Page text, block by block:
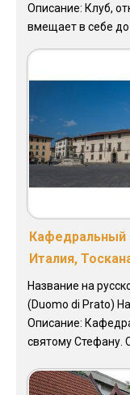
Описание: Клуб,
вмещает в себе до
Кафедральный
Италия,
Название на
(Duomo di Prato)
Описание:
святому Стефану.